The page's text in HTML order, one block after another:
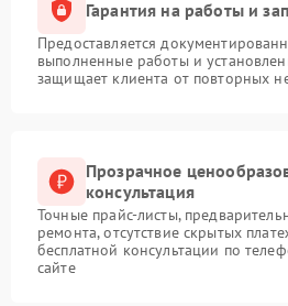
Гарантия на работы и
Предоставляется
выполненные работы и
защищает клиента от повторных
Прозрачное
консультация
Точные прайс-листы,
ремонта, отсутствие скрытых
бесплатной консультации по
сайте